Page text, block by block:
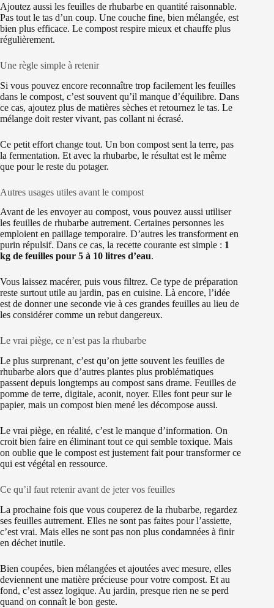
Ajoutez aussi les feuilles de rhubarbe en quantité raisonnable.
Pas tout le tas d’un coup. Une couche fine, bien mélangée, est
bien plus efficace. Le compost respire mieux et chauffe plus
régulièrement.
Une règle simple à retenir
Si vous pouvez encore reconnaître trop facilement les feuilles
dans le compost, c’est souvent qu’il manque d’équilibre. Dans
ce cas, ajoutez plus de matières sèches et retournez le tas. Le
mélange doit rester vivant, pas collant ni écrasé.
Ce petit effort change tout. Un bon compost sent la terre, pas
la fermentation. Et avec la rhubarbe, le résultat est le même
que pour le reste du potager.
Autres usages utiles avant le compost
Avant de les envoyer au compost, vous pouvez aussi utiliser
les feuilles de rhubarbe autrement. Certaines personnes les
emploient en paillage temporaire. D’autres les transforment en
purin répulsif. Dans ce cas, la recette courante est simple : 1
kg de feuilles pour 5 à 10 litres d’eau.
Vous laissez macérer, puis vous filtrez. Ce type de préparation
reste surtout utile au jardin, pas en cuisine. Là encore, l’idée
est de donner une seconde vie à ces grandes feuilles au lieu de
les considérer comme un rebut dangereux.
Le vrai piège, ce n’est pas la rhubarbe
Le plus surprenant, c’est qu’on jette souvent les feuilles de
rhubarbe alors que d’autres plantes plus problématiques
passent depuis longtemps au compost sans drame. Feuilles de
pomme de terre, digitale, aconit, noyer. Elles font peur sur le
papier, mais un compost bien mené les décompose aussi.
Le vrai piège, en réalité, c’est le manque d’information. On
croit bien faire en éliminant tout ce qui semble toxique. Mais
on oublie que le compost est justement fait pour transformer ce
qui est végétal en ressource.
Ce qu’il faut retenir avant de jeter vos feuilles
La prochaine fois que vous couperez de la rhubarbe, regardez
ses feuilles autrement. Elles ne sont pas faites pour l’assiette,
c’est vrai. Mais elles ne sont pas non plus condamnées à finir
en déchet inutile.
Bien coupées, bien mélangées et ajoutées avec mesure, elles
deviennent une matière précieuse pour votre compost. Et au
fond, c’est assez logique. Au jardin, presque rien ne se perd
quand on connaît le bon geste.